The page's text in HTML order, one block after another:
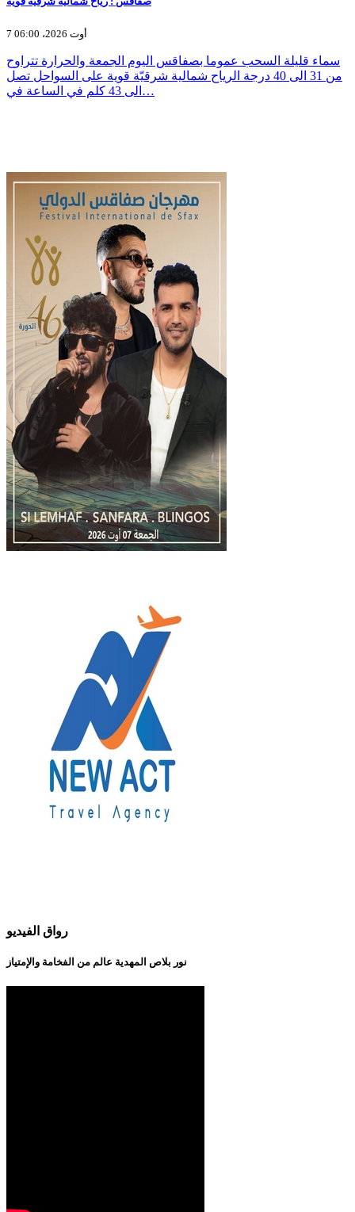
7 أوت 2026، 06:00
سماء قليلة السحب عموما بصفاقس اليوم الجمعة والحرارة تتراوح
من 31 الى 40 درجة الرياح شمالية شرقيّة قوية على السواحل تصل
الى 43 كلم في الساعة في…
رواق الفيديو
نور بلاص المهدية عالم من الفخامة والإمتياز